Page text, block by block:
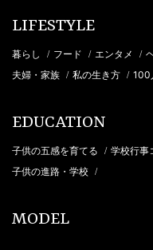
LIFESTYLE
暮らし / フード / エンタメ /
夫婦・家族 / 私の生き方 / 100
EDUCATION
子供の五感を育てる / 学校行事
子供の進路・学校 /
MODEL